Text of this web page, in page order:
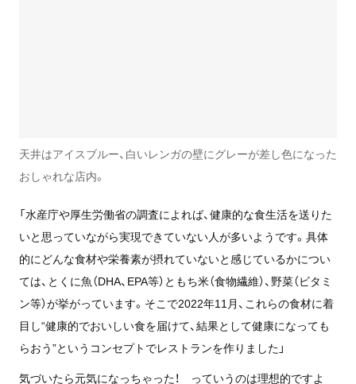
天井はアイスブルー、白いレンガの壁にグレーが差し色になった
おしゃれな店内。
「水産庁や厚生労働省の調査によれば、健康的な食生活を送りた
いと思っていながら実現できていない人が多いようです。具体
的にどんな食材や栄養素が摂れていないと感じているかについ
ては、とくに魚（DHA、EPA等）ともち米（食物繊維）、野菜（ビタミ
ン等）が挙がっています。そこで2022年11月、これらの食材に着
目し“健康的でおいしい食を届けて、結果として健康になっても
らおう”というコンセプトでレストランを作りました」
気づいたら元気になっちゃった！ っていうのは理想的ですよ